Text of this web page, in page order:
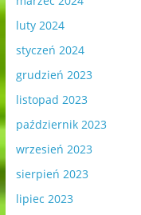
luty 2024
styczeń 2024
grudzień 2023
listopad 2023
październik 2023
wrzesień 2023
sierpień 2023
lipiec 2023